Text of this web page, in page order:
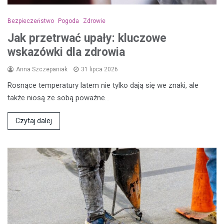
Bezpieczeństwo Pogoda Zdrowie
Jak przetrwać upały: kluczowe
wskazówki dla zdrowia
Anna Szczepaniak 31 lipca 2026
Rosnące temperatury latem nie tylko dają się we znaki, ale
także niosą ze sobą poważne…
Czytaj dalej